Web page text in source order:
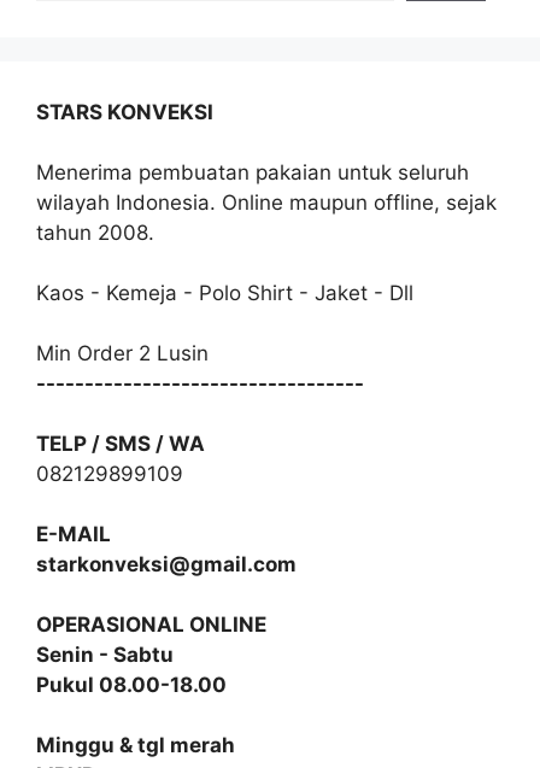
STARS KONVEKSI
Menerima pembuatan pakaian untuk seluruh
wilayah Indonesia. Online maupun offline, sejak
tahun 2008.
Kaos - Kemeja - Polo Shirt - Jaket - Dll
Min Order 2 Lusin
----------------------------------
TELP / SMS / WA
082129899109
E-MAIL
starkonveksi@gmail.com
OPERASIONAL ONLINE
Senin - Sabtu
Pukul 08.00-18.00
Minggu & tgl merah